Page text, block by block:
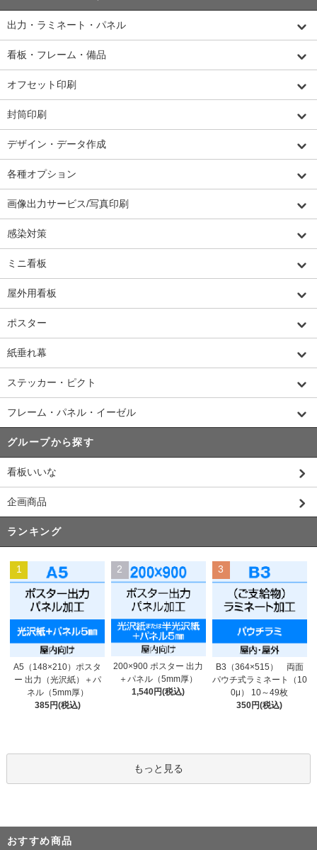
出力・ラミネート・パネル
看板・フレーム・備品
オフセット印刷
封筒印刷
デザイン・データ作成
各種オプション
画像出力サービス/写真印刷
感染対策
ミニ看板
屋外用看板
ポスター
紙垂れ幕
ステッカー・ピクト
フレーム・パネル・イーゼル
グループから探す
看板いいな
企画商品
ランキング
1
A5（148×210）ポスタ
ー 出力（光沢紙）＋パ
ネル（5mm厚）
385円(税込)
2
200×900 ポスター 出力
＋パネル（5mm厚）
1,540円(税込)
3
B3（364×515） 両面
パウチ式ラミネート（10
0μ） 10～49枚
350円(税込)
もっと見る
おすすめ商品